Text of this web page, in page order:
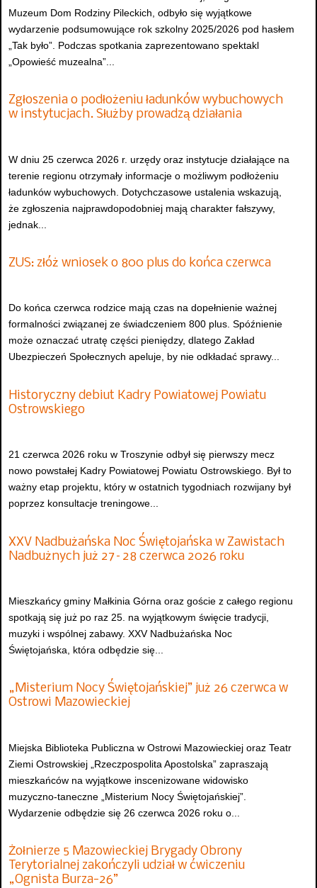
Muzeum Dom Rodziny Pileckich, odbyło się wyjątkowe
wydarzenie podsumowujące rok szkolny 2025/2026 pod hasłem
„Tak było”. Podczas spotkania zaprezentowano spektakl
„Opowieść muzealna”...
Zgłoszenia o podłożeniu ładunków wybuchowych
w instytucjach. Służby prowadzą działania
W dniu 25 czerwca 2026 r. urzędy oraz instytucje działające na
terenie regionu otrzymały informacje o możliwym podłożeniu
ładunków wybuchowych. Dotychczasowe ustalenia wskazują,
że zgłoszenia najprawdopodobniej mają charakter fałszywy,
jednak...
ZUS: złóż wniosek o 800 plus do końca czerwca
Do końca czerwca rodzice mają czas na dopełnienie ważnej
formalności związanej ze świadczeniem 800 plus. Spóźnienie
może oznaczać utratę części pieniędzy, dlatego Zakład
Ubezpieczeń Społecznych apeluje, by nie odkładać sprawy...
Historyczny debiut Kadry Powiatowej Powiatu
Ostrowskiego
21 czerwca 2026 roku w Troszynie odbył się pierwszy mecz
nowo powstałej Kadry Powiatowej Powiatu Ostrowskiego. Był to
ważny etap projektu, który w ostatnich tygodniach rozwijany był
poprzez konsultacje treningowe...
XXV Nadbużańska Noc Świętojańska w Zawistach
Nadbużnych już 27–28 czerwca 2026 roku
Mieszkańcy gminy Małkinia Górna oraz goście z całego regionu
spotkają się już po raz 25. na wyjątkowym święcie tradycji,
muzyki i wspólnej zabawy. XXV Nadbużańska Noc
Świętojańska, która odbędzie się...
„Misterium Nocy Świętojańskiej” już 26 czerwca w
Ostrowi Mazowieckiej
Miejska Biblioteka Publiczna w Ostrowi Mazowieckiej oraz Teatr
Ziemi Ostrowskiej „Rzeczpospolita Apostolska” zapraszają
mieszkańców na wyjątkowe inscenizowane widowisko
muzyczno-taneczne „Misterium Nocy Świętojańskiej”.
Wydarzenie odbędzie się 26 czerwca 2026 roku o...
Żołnierze 5 Mazowieckiej Brygady Obrony
Terytorialnej zakończyli udział w ćwiczeniu
„Ognista Burza-26”